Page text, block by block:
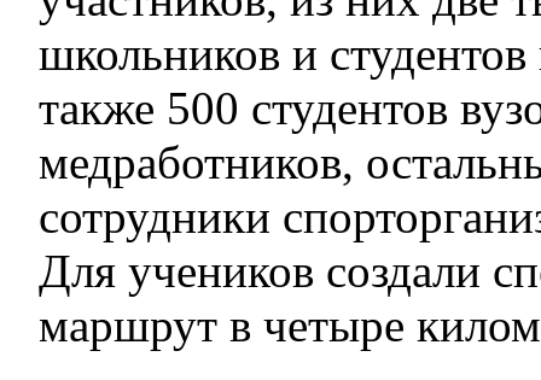
школьников и
также 500 студентов
медработников,
сотрудники
Для учеников создали
маршрут в четыре